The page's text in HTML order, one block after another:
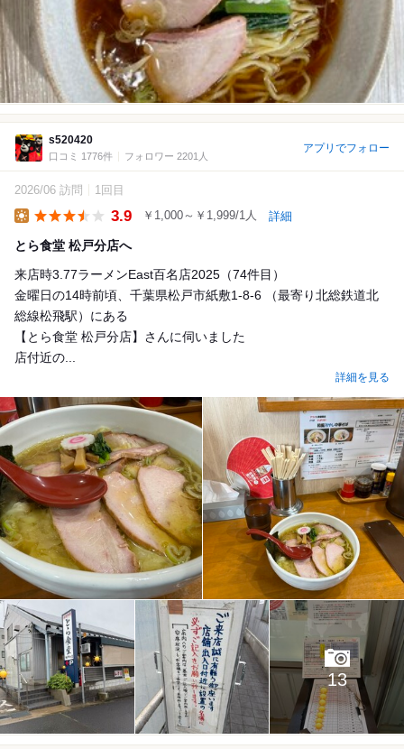
s520420
口コミ 1776件 フォロワー 2201人
アプリでフォロー
2026/06 訪問 1回目
3.9 ￥1,000～￥1,999/1人 詳細
とら食堂 松戸分店へ
来店時3.77ラーメンEast百名店2025（74件目）
金曜日の14時前頃、千葉県松戸市紙敷1-8-6 （最寄り北総鉄道北
総線松飛駅）にある
【とら食堂 松戸分店】さんに伺いました
店付近の...
詳細を見る
13